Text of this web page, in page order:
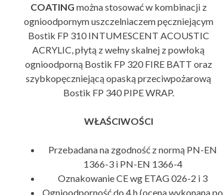
COATING można stosować w kombinacji z
ognioodpornym uszczelniaczem pęczniejącym
Bostik FP 310 INTUMESCENT ACOUSTIC
ACRYLIC, płytą z wełny skalnej z powłoką
ognioodporną Bostik FP 320 FIRE BATT oraz
szybkopęczniejącą opaską przeciwpożarową
Bostik FP 340 PIPE WRAP.
WŁAŚCIWOŚCI
Przebadana na zgodność z normą PN-EN
1366-3 i PN-EN 1366-4
Oznakowanie CE wg ETAG 026-2 i 3
Ognioodporność do 4 h (ocena wykonana po